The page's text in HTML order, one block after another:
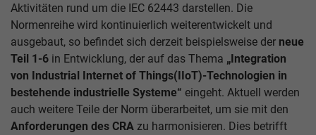
Aktivitäten rund um die IEC 62443 darstellen. Die
Normenreihe wird kontinuierlich weiterentwickelt und
ausgebaut, so befindet sich derzeit beispielsweise der neue
Teil 1-6 in Entwicklung, der auf das Thema „Integration
von Industrial Internet of Things(IIoT)-Technologien in
bestehende industrielle Systeme“ eingeht. Aktuell werden
auch weitere Teile der Norm überarbeitet, um sie mit den
Anforderungen des CRA zu harmonisieren. Dies betrifft